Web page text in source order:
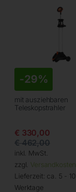
-29%
mit ausziehbaren
Teleskopstrahler
€ 330,00
€462,00
inkl. MwSt.
zzgl. Versandkosten
Lieferzeit: ca. 5 - 10
Werktage